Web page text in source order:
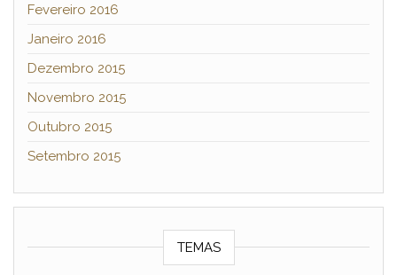
Fevereiro 2016
Janeiro 2016
Dezembro 2015
Novembro 2015
Outubro 2015
Setembro 2015
TEMAS